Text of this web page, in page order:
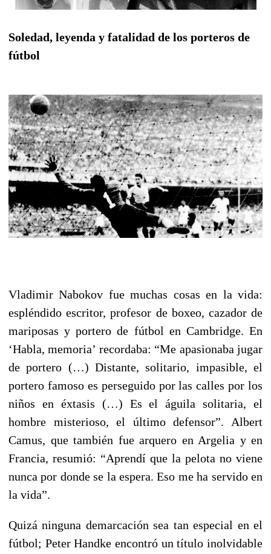
Soledad, leyenda y fatalidad de los porteros de
fútbol
Vladimir Nabokov fue muchas cosas en la vida:
espléndido escritor, profesor de boxeo, cazador de
mariposas y portero de fútbol en Cambridge. En
‘Habla, memoria’ recordaba: “Me apasionaba jugar
de portero (…) Distante, solitario, impasible, el
portero famoso es perseguido por las calles por los
niños en éxtasis (…) Es el águila solitaria, el
hombre misterioso, el último defensor”. Albert
Camus, que también fue arquero en Argelia y en
Francia, resumió: “Aprendí que la pelota no viene
nunca por donde se la espera. Eso me ha servido en
la vida”.
Quizá ninguna demarcación sea tan especial en el
fútbol; Peter Handke encontró un título inolvidable